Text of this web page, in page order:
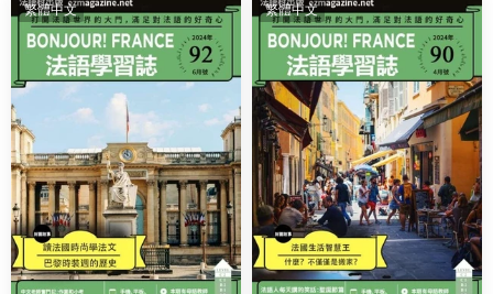
繁體中文 繁體中文